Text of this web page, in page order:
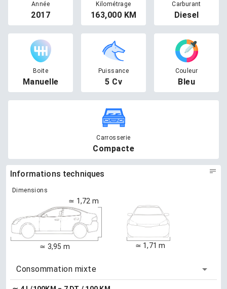
Année
2017
Kilométrage
163,000 KM
Carburant
Diesel
Boite
Manuelle
Puissance
5 Cv
Couleur
Bleu
Carrosserie
Compacte
Informations techniques
Dimensions
≃ 1,72 m
≃ 3,95 m ≃ 1,71 m
Consommation mixte